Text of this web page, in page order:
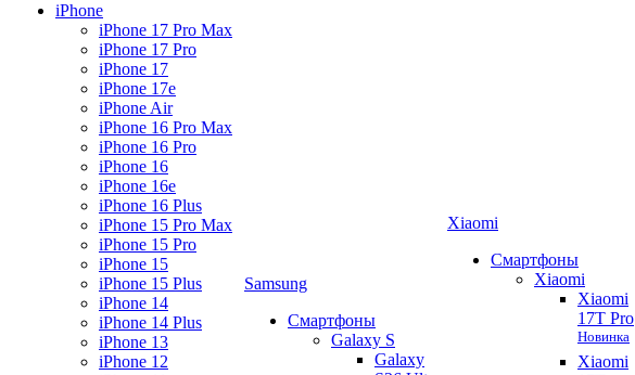
iPhone
iPhone 17 Pro Max
iPhone 17 Pro
iPhone 17
iPhone 17e
iPhone Air
iPhone 16 Pro Max
iPhone 16 Pro
iPhone 16
iPhone 16e
iPhone 16 Plus
iPhone 15 Pro Max
iPhone 15 Pro
iPhone 15
iPhone 15 Plus
iPhone 14
iPhone 14 Plus
iPhone 13
iPhone 12
Samsung
Смартфоны
Galaxy S
Galaxy
Xiaomi
Смартфоны
Xiaomi
Xiaomi
17T Pro
Новинка
Xiaomi